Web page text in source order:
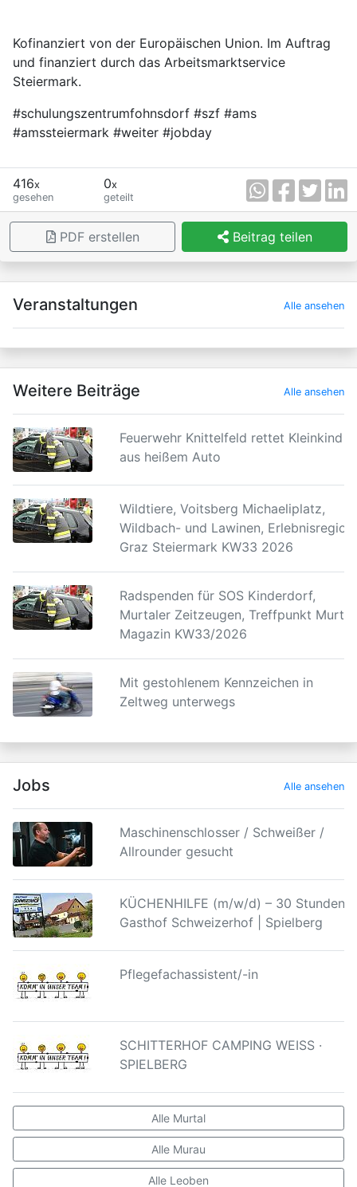
Kofinanziert von der Europäischen Union. Im Auftrag
und finanziert durch das Arbeitsmarktservice
Steiermark.
#schulungszentrumfohnsdorf #szf #ams
#amssteiermark #weiter #jobday
416x
gesehen
0x
geteilt
PDF erstellen Beitrag teilen
×
Veranstaltungen Alle ansehen
Weitere Beiträge Alle ansehen
Feuerwehr Knittelfeld rettet Kleinkind
aus heißem Auto
Wildtiere, Voitsberg Michaeliplatz,
Wildbach- und Lawinen, Erlebnisregion
Graz Steiermark KW33 2026
Radspenden für SOS Kinderdorf,
Murtaler Zeitzeugen, Treffpunkt Murtal
Magazin KW33/2026
Mit gestohlenem Kennzeichen in
Zeltweg unterwegs
Jobs Alle ansehen
Maschinenschlosser / Schweißer /
Allrounder gesucht
KÜCHENHILFE (m/w/d) – 30 Stunden |
Gasthof Schweizerhof | Spielberg
Pflegefachassistent/-in
SCHITTERHOF CAMPING WEISS ·
SPIELBERG
Alle Murtal
Alle Murau
Alle Leoben